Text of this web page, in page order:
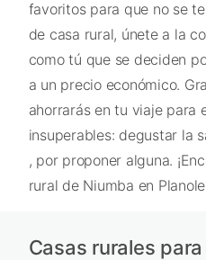
favoritos para que no se
de casa rural, únete a la
como tú que se deciden
a un precio económico.
ahorrarás en tu viaje para
insuperables: degustar la
, por proponer alguna.
rural de Niumba en
Casas rurales